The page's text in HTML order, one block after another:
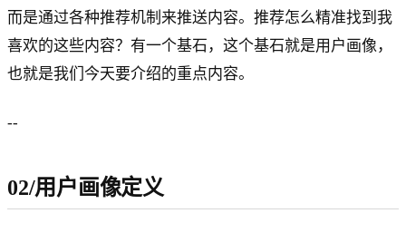
而是通过各种推荐机制来推送内容。推荐怎么精准找到我
喜欢的这些内容？有一个基石，这个基石就是用户画像，
也就是我们今天要介绍的重点内容。
--
02/用户画像定义